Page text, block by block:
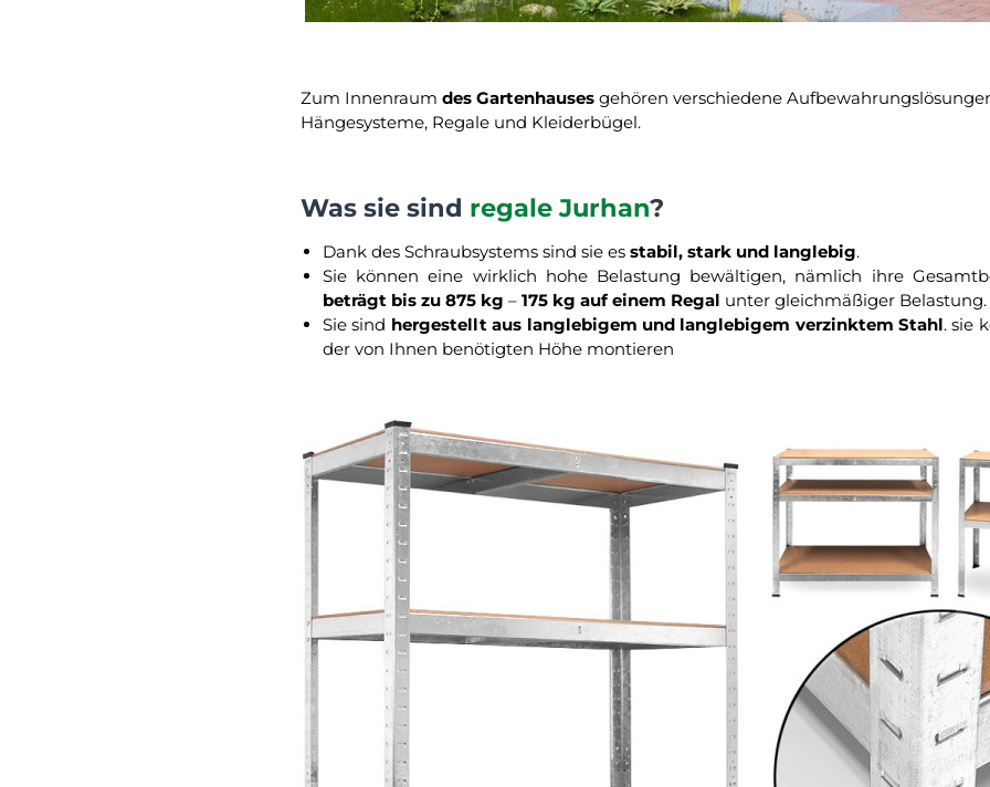
Zum Innenraum des Gartenhauses gehören verschiedene
Hängesysteme, Regale und Kleiderbügel.
Was sie sind regale Jurhan?
Dank des Schraubsystems sind sie es stabil, stark und langlebig.
Sie können eine wirklich hohe Belastung bewältigen, nämlich ihre
beträgt bis zu 875 kg – 175 kg auf einem Regal unter gleichmäßiger Belastung.
Sie sind hergestellt aus langlebigem und langlebigem verzinktem Stahl. sie
der von Ihnen benötigten Höhe montieren